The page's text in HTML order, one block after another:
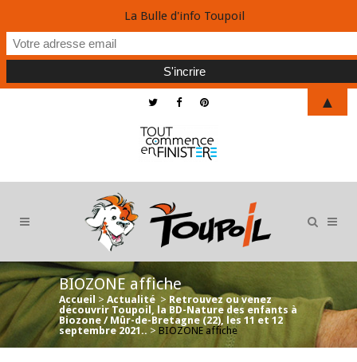
BIOZONE affiche
Accueil > Actualité > Retrouvez ou venez
découvrir Toupoil, la BD-Nature des enfants à
Biozone / Mûr-de-Bretagne (22), les 11 et 12
septembre 2021.. > BIOZONE affiche
La Bulle d'info Toupoil
▲